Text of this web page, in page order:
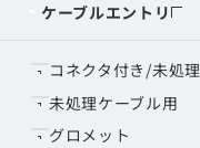
ケーブルエントリ
コネクタ付き/未処
未処理ケーブル用
グロメット